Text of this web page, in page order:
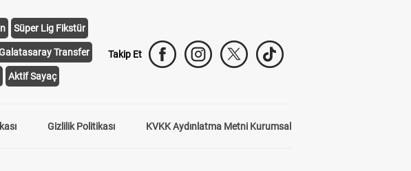
Süper Lig Fikstür
Transfer
Aktif Sayaç
Takip Et
Gizlilik Politikası KVKK Aydınlatma Metni Kurumsal